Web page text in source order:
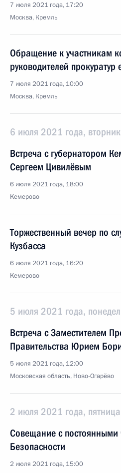
7 июля 2021 года, 17:20
Москва, Кремль
Обращение к участникам
руководителей прокуратур
7 июля 2021 года, 10:00
Москва, Кремль
6 июля 2021 года, вторник
Встреча с губернатором
Сергеем Цивилёвым
6 июля 2021 года, 18:00
Кемерово
Торжественный вечер по
Кузбасса
6 июля 2021 года, 16:20
Кемерово
5 июля 2021 года,
Встреча с Заместителем
Правительства Юрием
5 июля 2021 года, 12:00
Московская область, Ново-Огарёво
2 июля 2021 года, пятница
Совещание с постоянными
Безопасности
2 июля 2021 года, 15:00